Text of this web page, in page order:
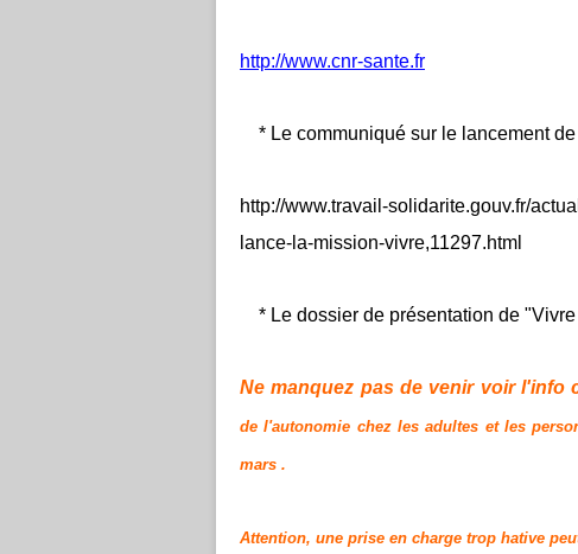
http://www.cnr-sante.fr
* Le communiqué sur le lancement
http://www.travail-solidarite.gouv.fr/
lance-la-mission-vivre,11297.html
* Le dossier de présentation de
Ne manquez pas de venir voir l'info
de l'autonomie chez les adultes et les
mars .
Attention, une prise en charge trop hative